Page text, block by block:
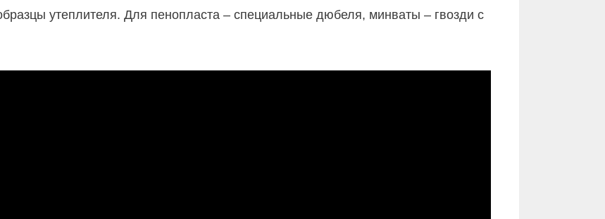
утеплителя. Для пенопласта – специальные дюбеля, минваты – гвозди с